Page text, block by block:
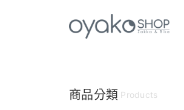
商品分類 Products